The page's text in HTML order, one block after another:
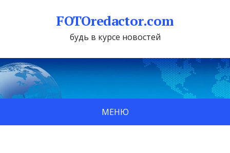
FOTOredactor.com
будь в курсе новостей
МЕНЮ